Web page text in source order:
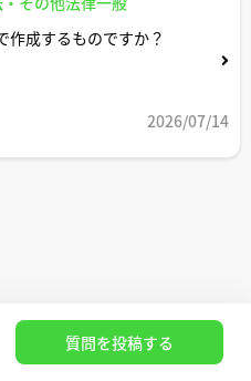
作成するものですか？
2026/07/14
質問を投稿する